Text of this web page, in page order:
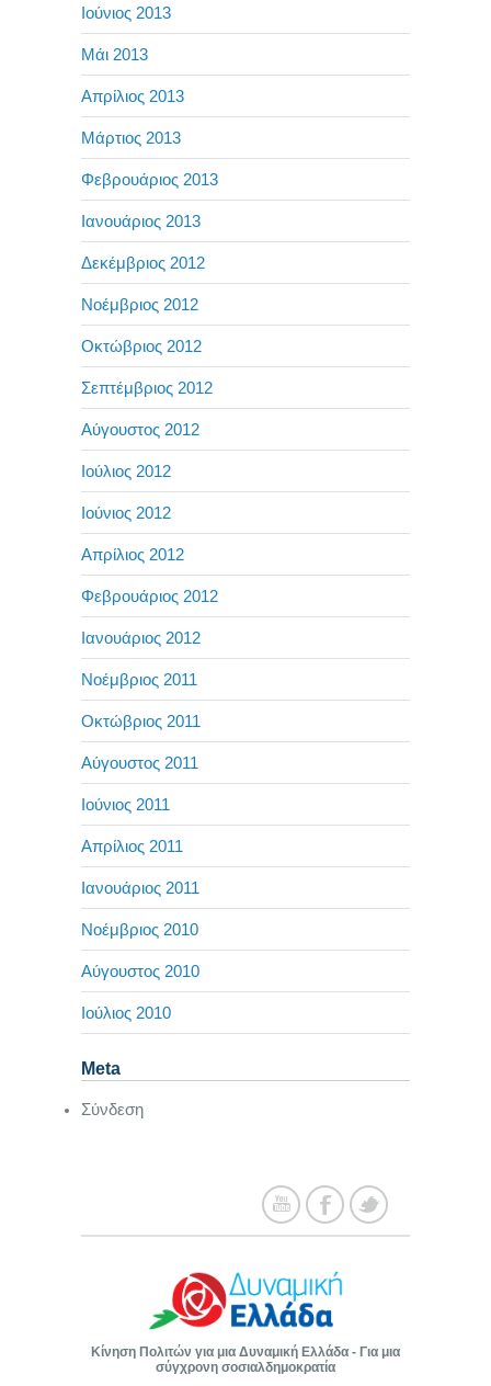
Ιούνιος 2013
Μάι 2013
Απρίλιος 2013
Μάρτιος 2013
Φεβρουάριος 2013
Ιανουάριος 2013
Δεκέμβριος 2012
Νοέμβριος 2012
Οκτώβριος 2012
Σεπτέμβριος 2012
Αύγουστος 2012
Ιούλιος 2012
Ιούνιος 2012
Απρίλιος 2012
Φεβρουάριος 2012
Ιανουάριος 2012
Νοέμβριος 2011
Οκτώβριος 2011
Αύγουστος 2011
Ιούνιος 2011
Απρίλιος 2011
Ιανουάριος 2011
Νοέμβριος 2010
Αύγουστος 2010
Ιούλιος 2010
Meta
Σύνδεση
Κίνηση Πολιτών για μια Δυναμική Ελλάδα - Για μια
σύγχρονη σοσιαλδημοκρατία